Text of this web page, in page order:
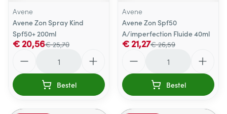
Avene
Avene Zon Spray Kind
Spf50+ 200ml
€ 25,70
€ 20,56
Bestel
Avene
Avene Zon Spf50
A/imperfection Fluide 40ml
€ 26,59
€ 21,27
Bestel